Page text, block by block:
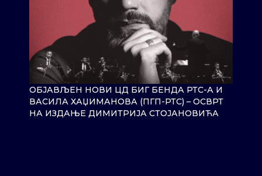
ОБЈАВЉЕН НОВИ ЦД БИГ БЕНДА РТС-А И
ВАСИЛА ХАЏИМАНОВА (ПГП-РТС) – ОСВРТ
НА ИЗДАЊЕ ДИМИТРИЈА СТОЈАНОВИЋА